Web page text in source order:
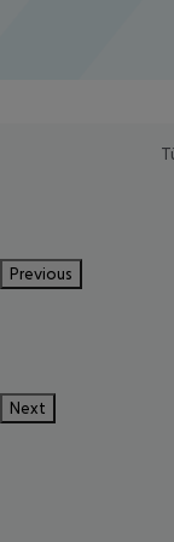
Previous
Next